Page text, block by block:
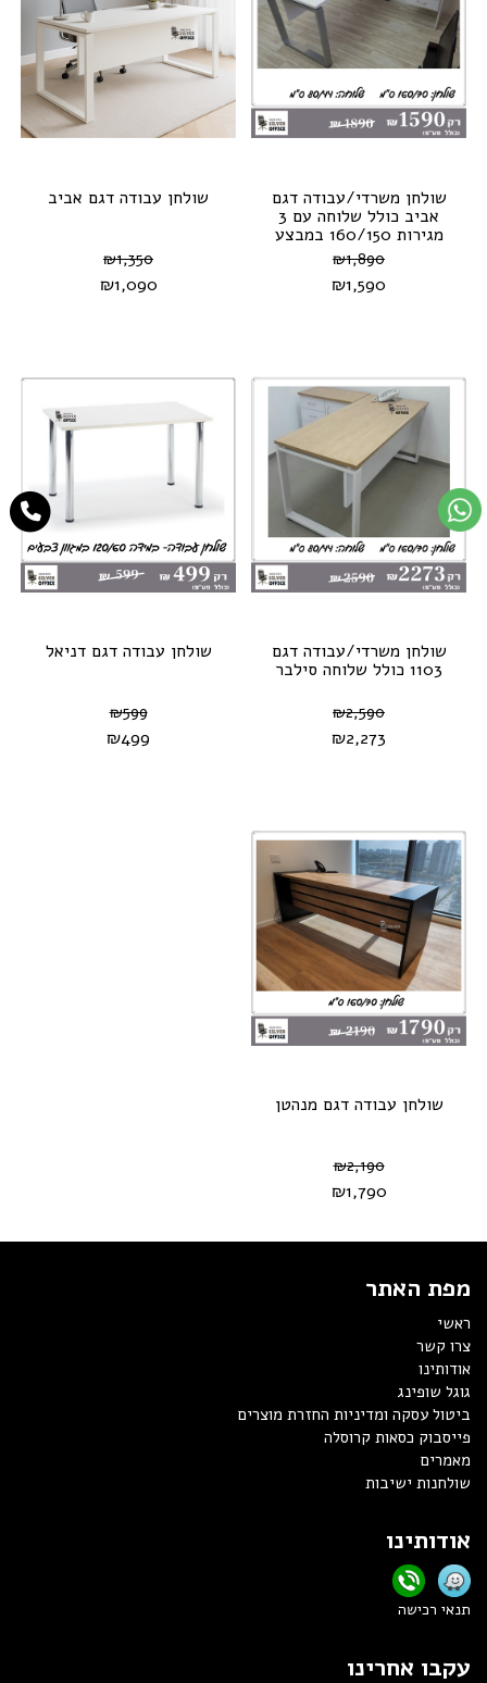
שולחן משרדי/עבודה דגם
אביב כולל שלוחה עם 3
מגירות 160/150 במבצע
₪1,890
₪1,590
שולחן עבודה דגם אביב
₪1,350
₪1,090
שולחן משרדי/עבודה דגם
1103 כולל שלוחה סילבר
₪2,590
₪2,273
שולחן עבודה דגם דניאל
₪599
₪499
שולחן עבודה דגם מנהטן
₪2,190
₪1,790
מפת האתר
ראשי
צרו קשר
אודותינו
גוגל שופינג
ביטול עסקה ומדיניות החזרת מוצרים
פייסבוק כסאות קרוסלה
מאמרים
שולחנות ישיבות
אודותינו
תנאי רכישה
עקבו אחרינו